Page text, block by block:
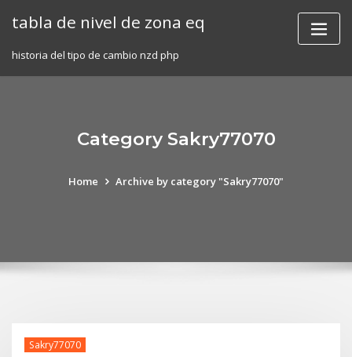
tabla de nivel de zona eq
historia del tipo de cambio nzd php
Category Sakry77070
Home Archive by category "Sakry77070"
Sakry77070